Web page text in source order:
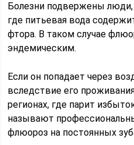
Болезни подвержены
где питьевая вода
фтора. В таком случае
эндемическим.
Если он попадает через
вследствие его
регионах, где парит
называют
флюороз на постоянных